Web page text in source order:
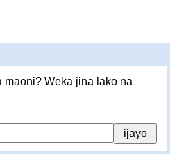
Weka jina lako na